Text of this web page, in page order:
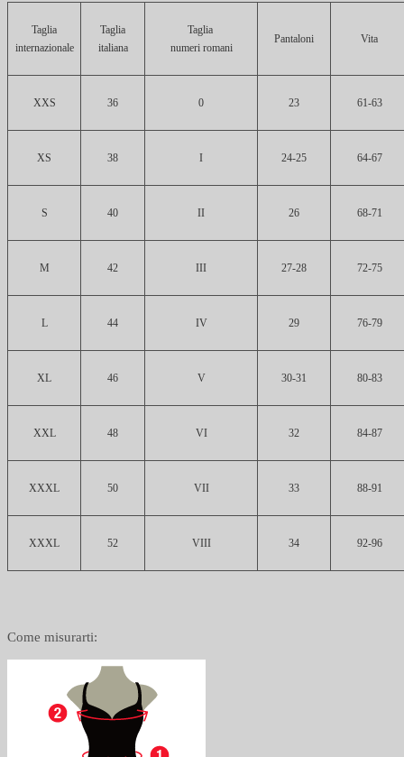
Taglia
internazionale
Taglia
italiana
Taglia
numeri romani
Pantaloni Vita
XXS 36 0 23 61-63
XS 38 I 24-25 64-67
S 40 II 26 68-71
M 42 III 27-28 72-75
L 44 IV 29 76-79
XL 46 V 30-31 80-83
XXL 48 VI 32 84-87
XXXL 50 VII 33 88-91
XXXL 52 VIII 34 92-96
Come misurarti: